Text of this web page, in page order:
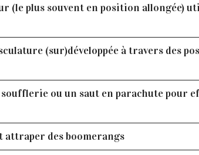
(le plus souvent en position allongée)
(sur)développée à travers des
ou un saut en parachute pour
des boomerangs